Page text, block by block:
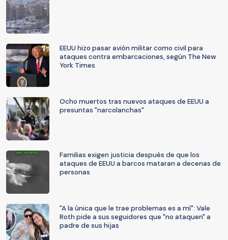
EEUU hizo pasar avión militar como civil para
ataques contra embarcaciones, según The New
York Times
Ocho muertos tras nuevos ataques de EEUU a
presuntas "narcolanchas"
Familias exigen justicia después de que los
ataques de EEUU a barcos mataran a decenas de
personas
"A la única que le trae problemas es a mí": Vale
Roth pide a sus seguidores que "no ataquen" a
padre de sus hijas